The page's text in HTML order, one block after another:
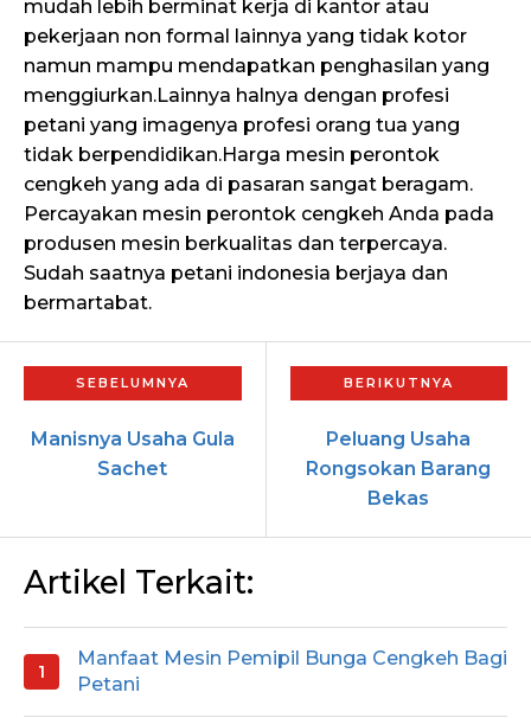
mudah lebih berminat kerja di kantor atau
pekerjaan non formal lainnya yang tidak kotor
namun mampu mendapatkan penghasilan yang
menggiurkan.Lainnya halnya dengan profesi
petani yang imagenya profesi orang tua yang
tidak berpendidikan.Harga mesin perontok
cengkeh yang ada di pasaran sangat beragam.
Percayakan mesin perontok cengkeh Anda pada
produsen mesin berkualitas dan terpercaya.
Sudah saatnya petani indonesia berjaya dan
bermartabat.
Manisnya Usaha Gula
Sachet
Peluang Usaha
Rongsokan Barang
Bekas
Artikel Terkait:
Manfaat Mesin Pemipil Bunga Cengkeh Bagi
Petani